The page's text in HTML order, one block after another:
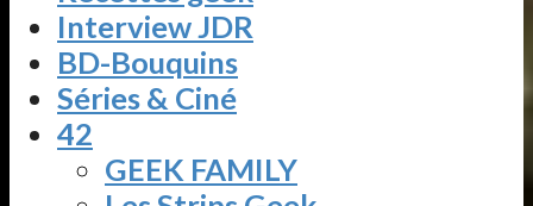
Interview JDR
BD-Bouquins
Séries & Ciné
42
GEEK FAMILY